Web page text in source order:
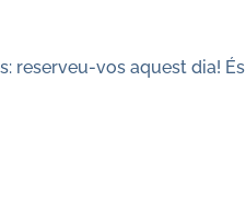
reserveu-vos aquest dia! És